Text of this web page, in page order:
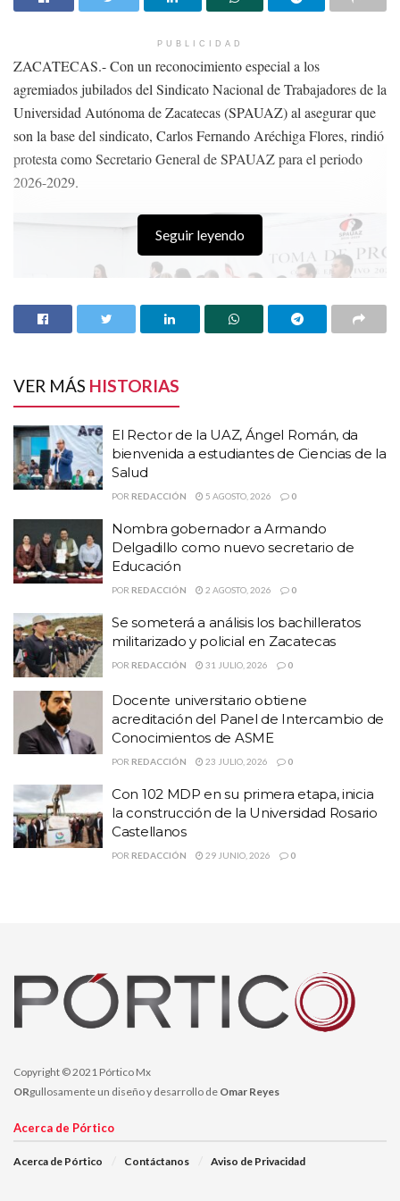
PUBLICIDAD
ZACATECAS.- Con un reconocimiento especial a los
agremiados jubilados del Sindicato Nacional de Trabajadores de la
Universidad Autónoma de Zacatecas (SPAUAZ) al asegurar que
son la base del sindicato, Carlos Fernando Aréchiga Flores, rindió
protesta como Secretario General de SPAUAZ para el periodo
2026-2029.
El Rector de la UAZ, Ángel Román, da bienvenida
a estudiantes de Ciencias de la Salud
Nombra gobernador a Armando Delgadillo como
nuevo secretario de Educación
Se someterá a análisis los bachilleratos
militarizado y policial en Zacatecas
“Ustedes fundaron al SPAUAZ, son los cimientos del SPAUAZ;
siguen siendo el faro moral de este sindicato; su experiencia es y
será el cimiento del futuro del SPAUAZ “.
El nuevo líder sindical del personal académico universitario
agradeció el respaldo hacía su proyecto, afirmando que será una
administración que como contrapeso, defienda la vida sindical.
Seguir leyendo
VER MÁS HISTORIAS
El Rector de la UAZ, Ángel Román, da
bienvenida a estudiantes de Ciencias de la
Salud
POR REDACCIÓN 5 AGOSTO, 2026 0
Nombra gobernador a Armando
Delgadillo como nuevo secretario de
Educación
POR REDACCIÓN 2 AGOSTO, 2026 0
Se someterá a análisis los bachilleratos
militarizado y policial en Zacatecas
POR REDACCIÓN 31 JULIO, 2026 0
Docente universitario obtiene
acreditación del Panel de Intercambio de
Conocimientos de ASME
POR REDACCIÓN 23 JULIO, 2026 0
Con 102 MDP en su primera etapa, inicia
la construcción de la Universidad Rosario
Castellanos
POR REDACCIÓN 29 JUNIO, 2026 0
Copyright © 2021 Pórtico Mx
ORgullosamente un diseño y desarrollo de Omar Reyes
Acerca de Pórtico
Acerca de Pórtico Contáctanos Aviso de Privacidad